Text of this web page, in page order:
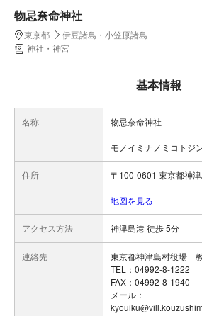
物忌奈命神社
東京都
伊豆諸島・小笠原諸島
神社・神宮
基本情報
名称 物忌奈命神社
モノイミナノミコトジ
住所 〒100-0601 東京都神
地図を見る
アクセス方法 神津島港 徒歩 5分
連絡先
東京都神津島村役場
TEL：04992-8-1222
FAX：04992-8-1940
メール：